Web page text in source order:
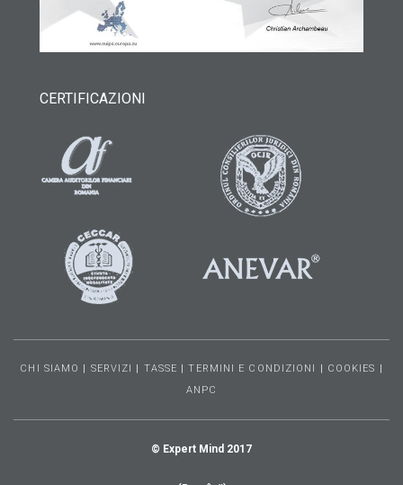
CERTIFICAZIONI
CHI SIAMO | SERVIZI | TASSE |TERMINI E CONDIZIONI | COOKIES |
ANPC
© Expert Mind 2017